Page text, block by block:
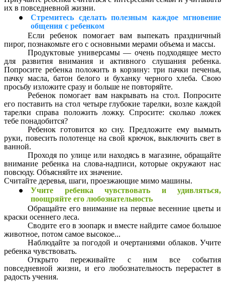
их в повседневной жизни.
Стремитесь сделать полезным каждое мгновение
общения с ребенком
Если ребенок помогает вам выпекать праздничный
пирог, познакомьте его с основными мерами объема и массы.
Продуктовые универсамы — очень подходящее место
для развития внимания и активного слушания ребенка.
Попросите ребенка положить в корзину: три пачки печенья,
пачку масла, батон белого и буханку черного хлеба. Свою
просьбу изложите сразу и больше не повторяйте.
Ребенок помогает вам накрывать на стол. Попросите
его поставить на стол четыре глубокие тарелки, возле каждой
тарелки справа положить ложку. Спросите: сколько ложек
тебе понадобится?
Ребенок готовится ко сну. Предложите ему вымыть
руки, повесить полотенце на свой крючок, выключить свет в
ванной.
Проходя по улице или находясь в магазине, обращайте
внимание ребенка на слова-надписи, которые окружают нас
повсюду. Объясняйте их значение.
Считайте деревья, шаги, проезжающие мимо машины.
Учите ребенка чувствовать и удивляться,
поощряйте его любознательность
Обращайте его внимание на первые весенние цветы и
краски осеннего леса.
Сводите его в зоопарк и вместе найдите самое большое
животное, потом самое высокое...
Наблюдайте за погодой и очертаниями облаков. Учите
ребенка чувствовать.
Открыто переживайте с ним все события
повседневной жизни, и его любознательность перерастет в
радость учения.